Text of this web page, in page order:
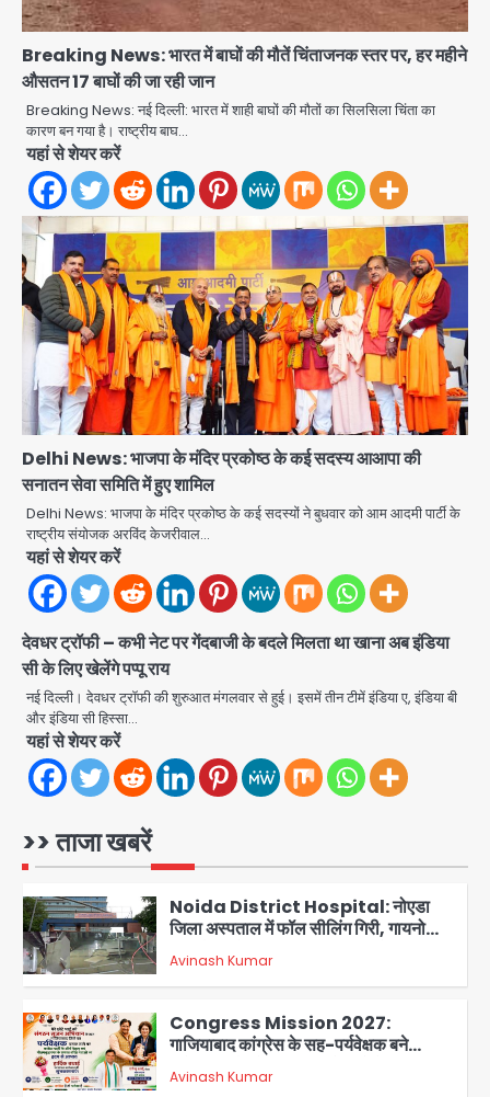
Breaking News: भारत में बाघों की मौतें चिंताजनक स्तर पर, हर महीने
औसतन 17 बाघों की जा रही जान
Breaking News: नई दिल्ली: भारत में शाही बाघों की मौतों का सिलसिला चिंता का
कारण बन गया है। राष्ट्रीय बाघ…
यहां से शेयर करें
Delhi News: भाजपा के मंदिर प्रकोष्ठ के कई सदस्य आआपा की
सनातन सेवा समिति में हुए शामिल
Delhi News: भाजपा के मंदिर प्रकोष्ठ के कई सदस्यों ने बुधवार को आम आदमी पार्टी के
राष्ट्रीय संयोजक अरविंद केजरीवाल…
यहां से शेयर करें
देवधर ट्रॉफी – कभी नेट पर गेंदबाजी के बदले मिलता था खाना अब इंडिया
सी के लिए खेलेंगे पप्पू राय
नई दिल्ली। देवधर ट्रॉफी की शुरुआत मंगलवार से हुई। इसमें तीन टीमें इंडिया ए, इंडिया बी
और इंडिया सी हिस्सा…
यहां से शेयर करें
>> ताजा खबरें
2
Noida District Hospital: नोएडा
जिला अस्पताल में फॉल सीलिंग गिरी, गायनो
OT गैलरी में बड़ा हादसा टला; मरीजों की सुरक्षा
पर उठे सवाल
Avinash Kumar
3
Congress Mission 2027:
गाजियाबाद कांग्रेस के सह-पर्यवेक्षक बने
सतेन्द्र शर्मा, गौतमबुद्धनगर नेताओं ने जताया
आभार
Avinash Kumar
Notice: सेक्टर-21 के बाल भारती स्कूल में
बिना खिड़की-वेंटिलेशन बेसमेंट में चल रही थी
भेजा नोटिस
Avinash Kumar
5
Rahul Gandhi Prayagraj Visit:
राहुल गांधी प्रयागराज पहुंचे, साथ में प्रियंका की
बेटी मिराया; केपी ग्राउंड में छात्रों से संवाद,
1
Noida Sector 105: हाई कोर्ट जज व पूर्व
2
Noida District Hospital: नोएडा
जिला अस्पताल में फॉल सीलिंग गिरी, गायनो
पर उठे सवाल
Avinash Kumar
3
Congress Mission 2027:
गाजियाबाद कांग्रेस के सह-पर्यवेक्षक बने
आभार
Avinash Kumar